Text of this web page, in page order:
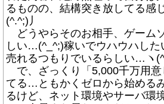
るものの、結構突き放してる感
(^.^;)丿
どうやらそのお相手、ゲーム
しい…(^_^;)稼いでウハウハし
売れるつもりでいるらしい…ヽ
で、ざっくり「5,000千万用意
てる…ともかくゼロから始める
るけど、ネット環境やサーバ環